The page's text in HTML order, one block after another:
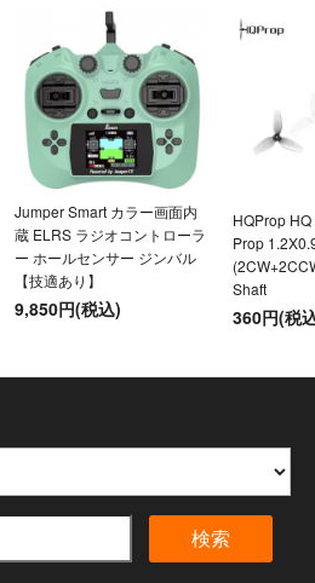
Jumper Smart カラー画面内
蔵 ELRS ラジオコントローラ
ー ホールセンサー ジンバル
【技適あり】
9,850円(税込)
HQProp
Prop
Shaft
360円(税
検索